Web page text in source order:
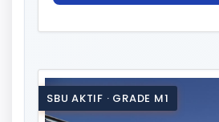
SBU AKTIF · GRADE M1